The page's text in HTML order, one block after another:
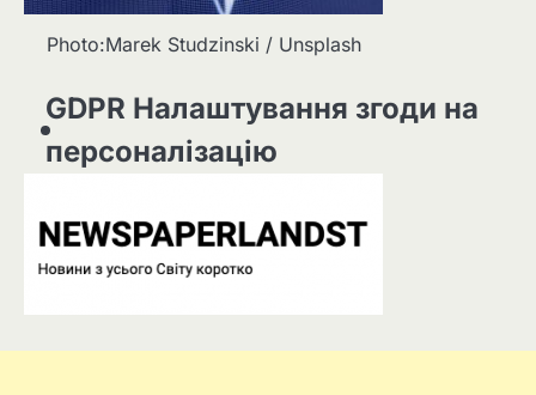
Photo:Marek Studzinski / Unsplash
GDPR Налаштування згоди на
персоналізацію